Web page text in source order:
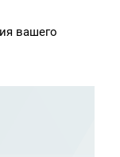
вашего